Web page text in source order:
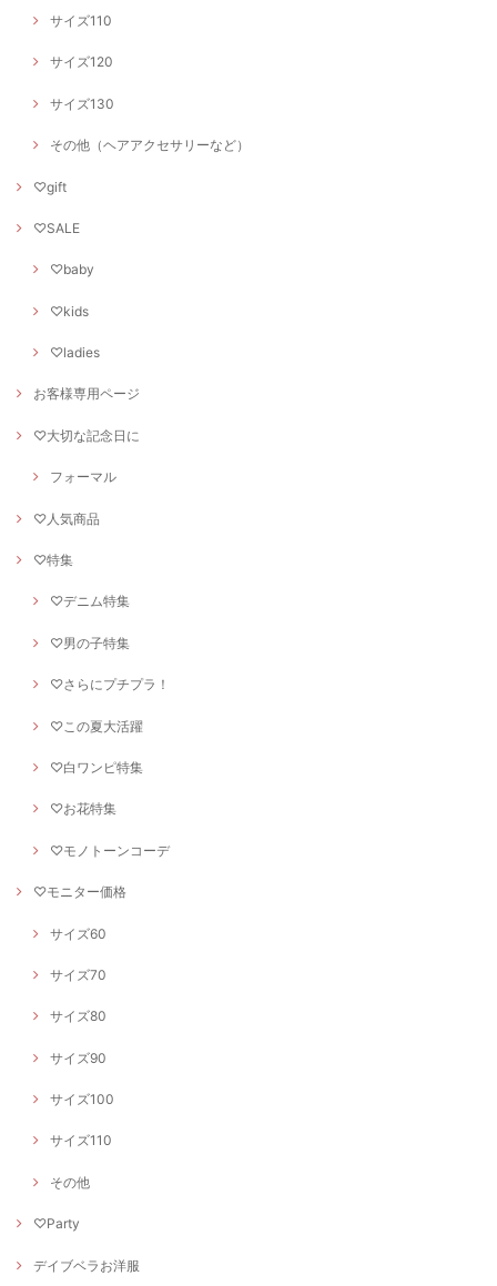
サイズ110
サイズ120
サイズ130
その他（ヘアアクセサリーなど）
♡gift
♡SALE
♡baby
♡kids
♡ladies
お客様専用ページ
♡大切な記念日に
フォーマル
♡人気商品
♡特集
♡デニム特集
♡男の子特集
♡さらにプチプラ！
♡この夏大活躍
♡白ワンピ特集
♡お花特集
♡モノトーンコーデ
♡モニター価格
サイズ60
サイズ70
サイズ80
サイズ90
サイズ100
サイズ110
その他
♡Party
デイブベラお洋服